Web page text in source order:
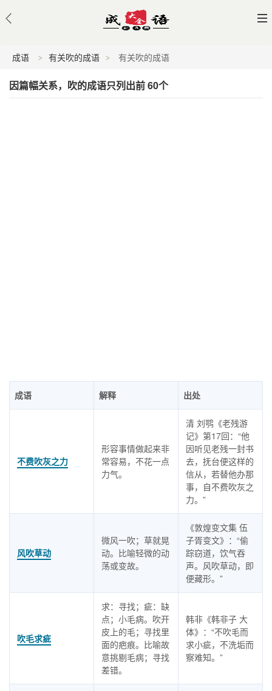
成语 有关吹的成语 有关吹的成语
因篇幅关系，吹的成语只列出前 60个
成语 解释 出处
不费吹灰之力
形容事情做起来非
常容易，不花一点
力气。
清 刘鹗《老残游
记》第17回：“他
因听见老残一封书
去，抚台便这样的
信从，若替他办那
事，自不费吹灰之
力。”
风吹草动
微风一吹；草就晃
动。比喻轻微的动
荡或变故。
《敦煌变文集 伍
子胥变文》：“偷
踪窃道，饮气吞
声。风吹草动，即
便藏形。”
吹毛求疵
求：寻找；疵：缺
点；小毛病。吹开
皮上的毛；寻找里
面的疤痕。比喻故
意挑剔毛病；寻找
差错。
韩非《韩非子 大
体》：“不吹毛而
求小疵，不洗垢而
察难知。”